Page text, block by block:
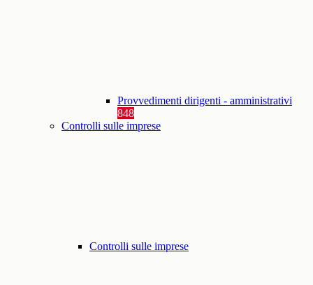
Provvedimenti dirigenti - amministrativi
848
Controlli sulle imprese
Controlli sulle imprese